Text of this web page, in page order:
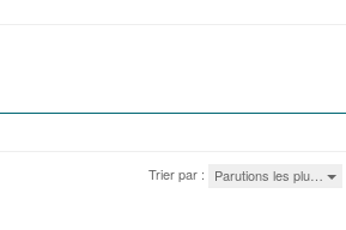
Trier par : Parutions les plu…